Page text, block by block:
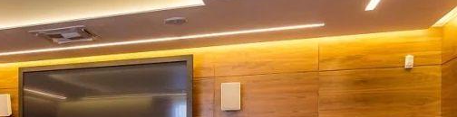
Rail
Применены потолочные
Wallhof Wood™
750 кв.м.
Адрес:ул. Б. Пушкарская, 14, литер